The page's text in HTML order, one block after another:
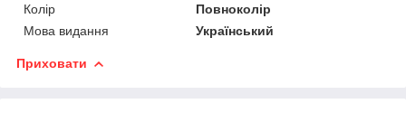
Колір
Повноколір
Мова видання
Український
Приховати